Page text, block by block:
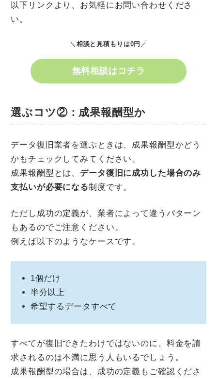
以下リンクより、お気軽にお問い合わせくださ
い。
＼ 相談と見積もりは0円 ／
無料相談はコチラ
選ぶコツ②：成果報酬型か
データ復旧業者を選ぶときは、成果報酬型かどう
かもチェックしてみてください。
成果報酬型とは、 データ復旧に成功した場合のみ
支払いが必要になる制度です。
ただし成功の定義が、業者によって違うパターン
もあるのでご注意ください。
例えば以下のようなケースです。
1個だけ
半分以上
希望するデータすべて
すべてが復旧できたわけではないのに、料金を請
求されるのは不満に思う人もいるでしょう。
成果報酬型の場合は、成功の定義もご確認くださ